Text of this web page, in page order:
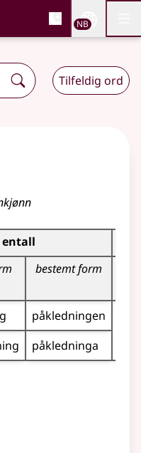
og
NB
Tilfeldig ord
entall
bestemt form
påkledningen
påkledninga